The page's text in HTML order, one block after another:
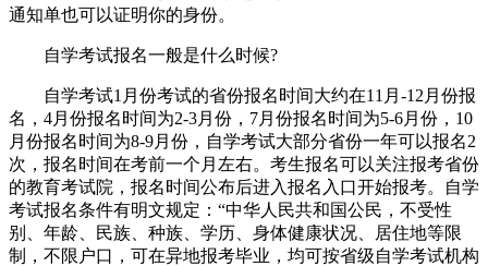
通知单也可以证明你的身份。
自学考试报名一般是什么时候?
自学考试1月份考试的省份报名时间大约在11月-12月份报
名，4月份报名时间为2-3月份，7月份报名时间为5-6月份，10
月份报名时间为8-9月份，自学考试大部分省份一年可以报名2
次，报名时间在考前一个月左右。考生报名可以关注报考省份
的教育考试院，报名时间公布后进入报名入口开始报考。自学
考试报名条件有明文规定：“中华人民共和国公民，不受性
别、年龄、民族、种族、学历、身体健康状况、居住地等限
制，不限户口，可在异地报考毕业，均可按省级自学考试机构